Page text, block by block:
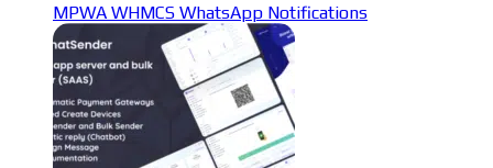
MPWA WHMCS WhatsApp Notifications